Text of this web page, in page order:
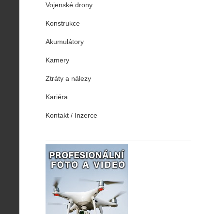
Vojenské drony
Konstrukce
Akumulátory
Kamery
Ztráty a nálezy
Kariéra
Kontakt / Inzerce